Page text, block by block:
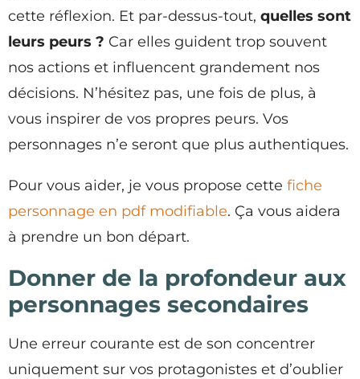
cette réflexion. Et par-dessus-tout, quelles sont
leurs peurs ? Car elles guident trop souvent
nos actions et influencent grandement nos
décisions. N’hésitez pas, une fois de plus, à
vous inspirer de vos propres peurs. Vos
personnages n’e seront que plus authentiques.
Pour vous aider, je vous propose cette fiche
personnage en pdf modifiable. Ça vous aidera
à prendre un bon départ.
Donner de la profondeur aux
personnages secondaires
Une erreur courante est de son concentrer
uniquement sur vos protagonistes et d’oublier